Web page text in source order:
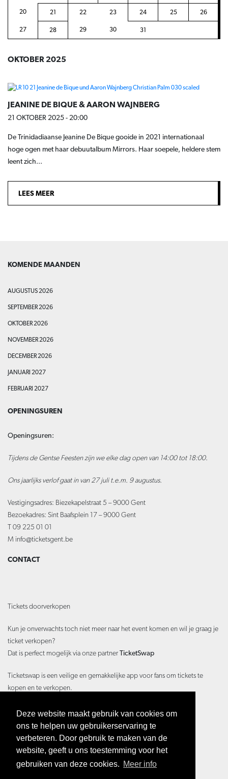
Deze website maakt gebruik van cookies om
ons te helpen uw gebruikerservaring te
verbeteren. Door gebruik te maken van de
website, geeft u ons toestemming voor het
gebruiken van deze cookies. Meer info
20 21 22 23 24 25 26
27 28 29 30 31
OKTOBER 2025
JEANINE DE BIQUE & AARON WAJNBERG
21 OKTOBER 2025 - 20:00
De Trinidadiaanse Jeanine De Bique gooide in 2021 internationaal
hoge ogen met haar debuutalbum Mirrors. Haar soepele, heldere stem
leent zich...
LEES MEER
KOMENDE MAANDEN
AUGUSTUS 2026
SEPTEMBER 2026
OKTOBER 2026
NOVEMBER 2026
DECEMBER 2026
JANUARI 2027
FEBRUARI 2027
OPENINGSUREN
Openingsuren:
Tijdens de Gentse Feesten zijn we elke dag open van 14:00 tot 18:00.
Ons jaarlijks verlof gaat in van 27 juli t.e.m. 9 augustus.
Vestigingsadres: Biezekapelstraat 5 – 9000 Gent
Bezoekadres: Sint Baafsplein 17 – 9000 Gent
T 09 225 01 01
M info@ticketsgent.be
CONTACT
Tickets doorverkopen
Kun je onverwachts toch niet meer naar het event komen en wil je graag je
ticket verkopen?
Dat is perfect mogelijk via onze partnerTicketSwap
Ticketswap is een veilige en gemakkelijke app voor fans om tickets te
kopen en te verkopen.
Hoe je dit precies doet lees je hier: Hoe werkt TicketSwap?
disclaimer
privacy
WEBSITE BY CHILLI